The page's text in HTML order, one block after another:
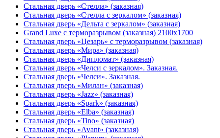
Стальная дверь «Стелла» (заказная)
Стальная дверь «Стелла с зеркалом» (заказная)
Стальная дверь «Дельта с зеркалом» (заказная)
Grand Luxe с терморазрывом (заказная) 2100х1700
Стальная дверь «Цезарь» с терморазрывом (заказная)
Стальная дверь «Мира» (заказная)
Стальная дверь «Дипломат» (заказная)
Стальная дверь «Челси с зеркалом». Заказная.
Стальная дверь «Челси». Заказная.
Стальная дверь «Милан» (заказная)
Стальная дверь «Jazz» (заказная)
Стальная дверь «Spark» (заказная)
Стальная дверь «Elba» (заказная)
Стальная дверь «Tino» (заказная)
Стальная дверь «Avant» (заказная)